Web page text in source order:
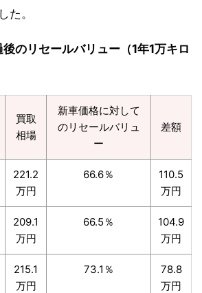
た。
のリセールバリュー（1年1万キロ
買取
相場
新車価格に対して
のリセールバリュ
ー
差額
221.2
万円
66.6％
110.5
万円
209.1
万円
66.5％
104.9
万円
215.1
万円
73.1％
78.8
万円